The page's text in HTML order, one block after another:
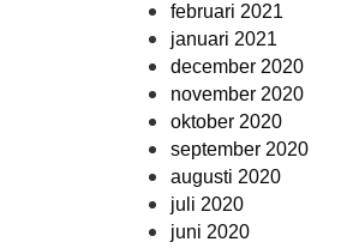
februari 2021
januari 2021
december 2020
november 2020
oktober 2020
september 2020
augusti 2020
juli 2020
juni 2020